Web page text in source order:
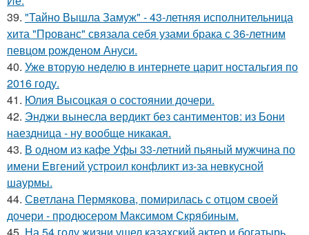
39. "Тайно Вышла Замуж" - 43-летняя исполнительница
хита "Прованс" связала себя узами брака с 36-летним
певцом рожденом Ануси.
40. Уже вторую неделю в интернете царит ностальгия по
2016 году.
41. Юлия Высоцкая о состоянии дочери.
42. Энджи вынесла вердикт без сантиментов: из Бони
наездница - ну вообще никакая.
43. В одном из кафе Уфы 33-летний пьяный мужчина по
имени Евгений устроил конфликт из-за невкусной
шаурмы.
44. Светлана Пермякова, помирилась с отцом своей
дочери - продюсером Максимом Скрябиным.